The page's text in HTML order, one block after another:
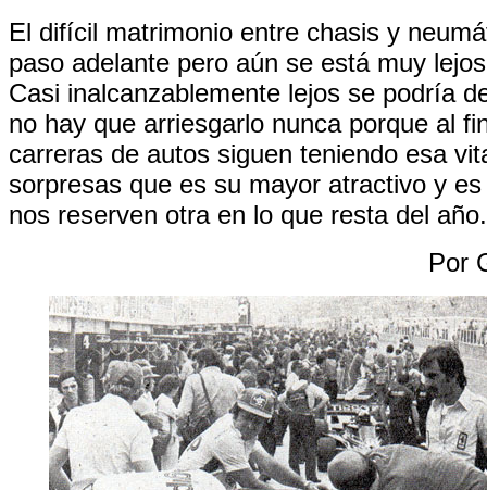
El difícil matrimonio entre chasis y
paso adelante pero aún se está muy
Casi inalcanzablemente lejos se podría
no hay que arriesgarlo nunca porque al
carreras de autos siguen teniendo esa
sorpresas que es su mayor atractivo y
nos reserven otra en lo que resta del año.
Por